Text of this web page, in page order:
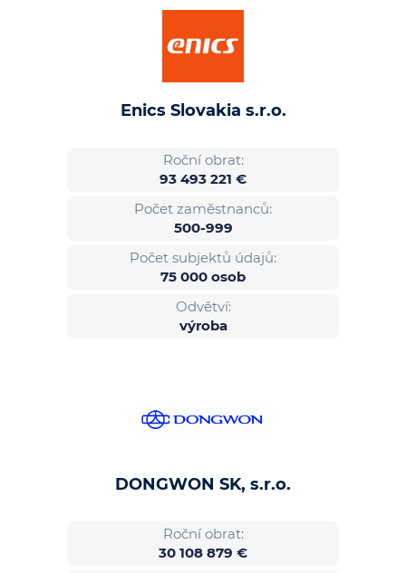
Enics Slovakia s.r.o.
Roční obrat:
93 493 221 €
Počet zaměstnanců:
500-999
Počet subjektů údajů:
75 000 osob
Odvětví:
výroba
DONGWON SK, s.r.o.
Roční obrat:
30 108 879 €